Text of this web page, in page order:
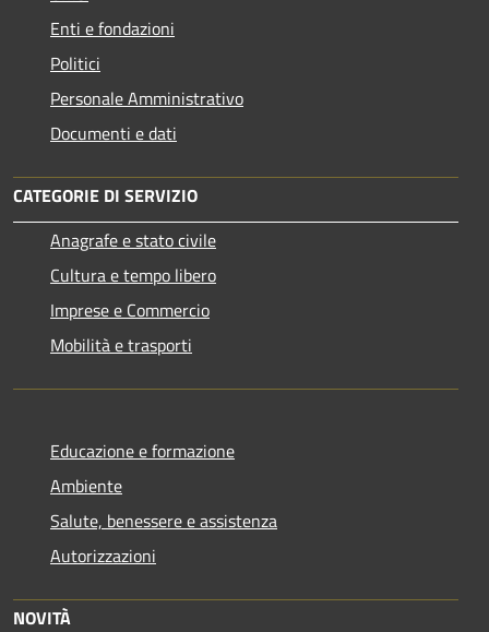
Enti e fondazioni
Politici
Personale Amministrativo
Documenti e dati
CATEGORIE DI SERVIZIO
Anagrafe e stato civile
Cultura e tempo libero
Imprese e Commercio
Mobilità e trasporti
Educazione e formazione
Ambiente
Salute, benessere e assistenza
Autorizzazioni
NOVITÀ